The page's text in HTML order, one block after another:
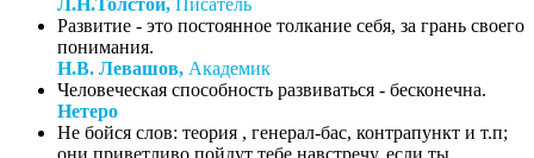
Л.Н.Толстой, Писатель
Развитие - это постоянное толкание себя, за грань своего
понимания.
Н.В. Левашов, Академик
Человеческая способность развиваться - бесконечна.
Нетеро
Не бойся слов: теория , генерал-бас, контрапункт и т.п;